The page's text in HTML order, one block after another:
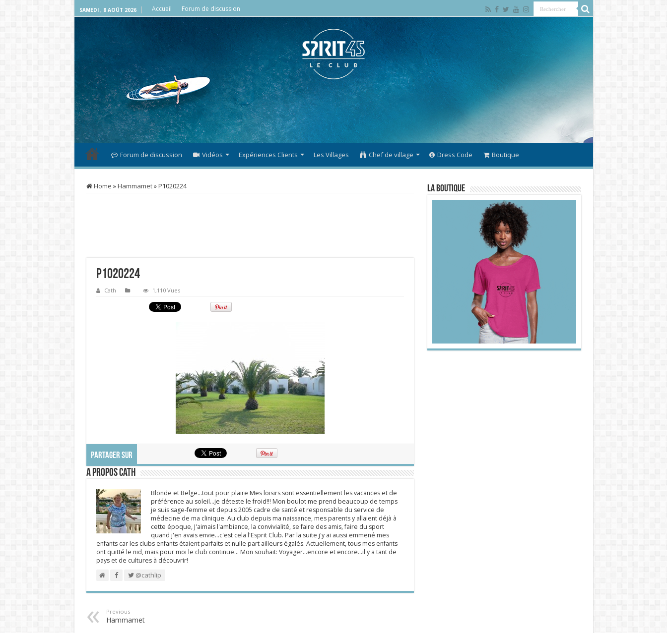
SAMEDI , 8 AOÛT 2026 Accueil Forum de discussion
Forum de discussion Vidéos Expériences Clients Les Villages Chef de village Dress Code Boutique
Home »Hammamet»P1020224
P1020224
Cath 1,110 Vues
PARTAGER SUR
A propos Cath
Blonde et Belge...tout pour plaire Mes loisirs sont essentiellement les vacances et de
préférence au soleil...je déteste le froid!!! Mon boulot me prend beaucoup de temps
je suis sage-femme et depuis 2005 cadre de santé et responsable du service de
médecine de ma clinique. Au club depuis ma naissance, mes parents y allaient déjà à
cette époque, J'aimais l'ambiance, la convivialité, se faire des amis, faire du sport
quand j'en avais envie...c'est cela l'Esprit Club. Par la suite j'y ai aussi emmené mes
enfants car les clubs enfants étaient parfaits et nulle part ailleurs égalés. Actuellement, tous mes enfants
ont quitté le nid, mais pour moi le club continue... Mon souhait: Voyager...encore et encore...il y a tant de
pays et de cultures à découvrir!
@cathlip
Previous
Hammamet
La Boutique